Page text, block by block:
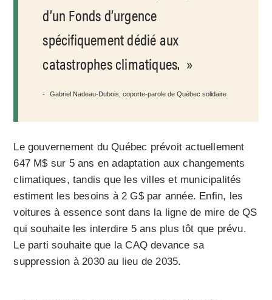
d’un Fonds d’urgence
spécifiquement dédié aux
catastrophes climatiques.
Gabriel Nadeau-Dubois, coporte-parole de Québec solidaire
Le gouvernement du Québec prévoit actuellement
647 M$ sur 5 ans en adaptation aux changements
climatiques, tandis que les villes et municipalités
estiment les besoins à 2 G$ par année. Enfin, les
voitures à essence sont dans la ligne de mire de QS
qui souhaite les interdire 5 ans plus tôt que prévu.
Le parti souhaite que la CAQ devance sa
suppression à 2030 au lieu de 2035.